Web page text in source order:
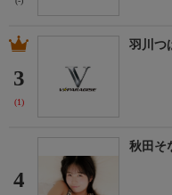
3
(1)
羽川つ
4
秋田そ